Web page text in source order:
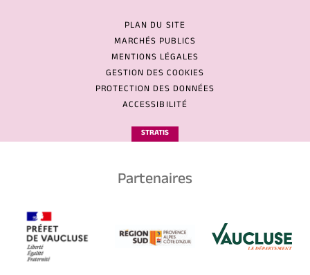
PLAN DU SITE
MARCHÉS PUBLICS
MENTIONS LÉGALES
GESTION DES COOKIES
PROTECTION DES DONNÉES
ACCESSIBILITÉ
STRATIS
Partenaires